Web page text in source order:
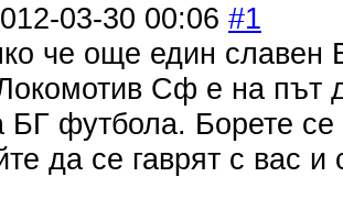
03-30 00:06 #1
че още един славен
Сф е на път
БГ футбола. Борете
да се гаврят с вас и